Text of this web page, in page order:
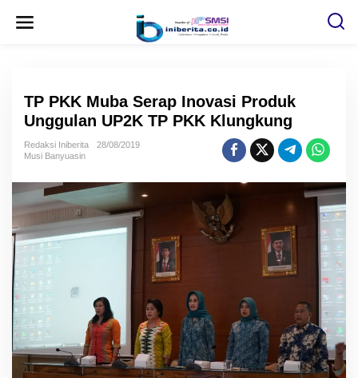
TP PKK Muba Serap Inovasi Produk
Unggulan UP2K TP PKK Klungkung
Redaksi Iniberita
28/08/2019
Musi Banyuasin